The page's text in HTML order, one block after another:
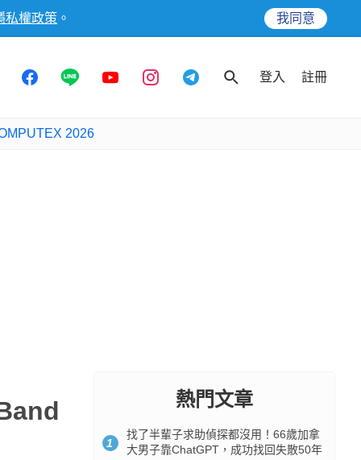
私權政策 。 我同意
登入 註冊
2026
熱門文章
1
找了半輩子求助偵探都沒用！66歲加拿
大男子靠ChatGPT，成功找回失散50年